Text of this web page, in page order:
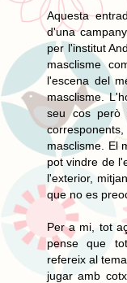
Aquesta
d'una
per l'institut
masclisme
l'escena del
masclisme.
seu cos però
masclisme. El
pot vindre de
l'exterior,
que no es
Per a mi, tot
pense que
refereix al
jugar amb